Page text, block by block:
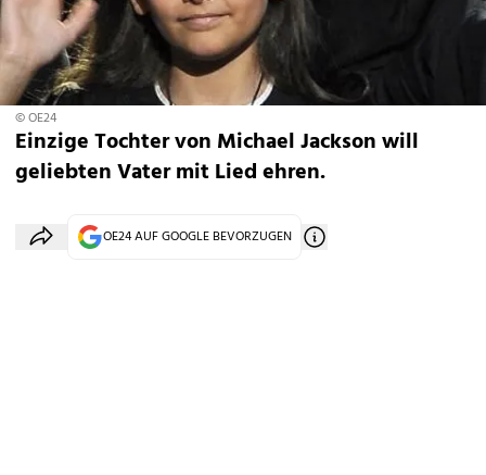
© OE24
Einzige Tochter von Michael Jackson will
geliebten Vater mit Lied ehren.
OE24 AUF GOOGLE BEVORZUGEN